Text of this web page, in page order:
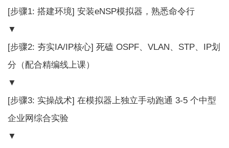
[步骤1: 搭建环境] 安装eNSP模拟器，熟悉命令行
▼
[步骤2: 夯实IA/IP核心] 死磕 OSPF、VLAN、STP、IP划
分（配合精编线上课）
▼
[步骤3: 实操战术] 在模拟器上独立手动跑通 3-5 个中型
企业网综合实验
▼